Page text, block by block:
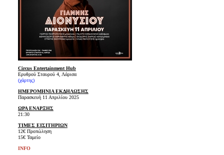
Circus Entertainment Hub
Eρυθρού Σταυρού 4, Λάρισα
(χάρτης)
ΗΜΕΡΟΜΗΝΙΑ ΕΚΔΗΛΩΣΗΣ
Παρασκευή 11 Απριλίου 2025
ΩΡΑ ΕΝΑΡΞΗΣ
21:30
ΤΙΜΕΣ ΕΙΣΙΤΗΡΙΩΝ
12€ Προπώληση
15€ Ταμείο
INFO